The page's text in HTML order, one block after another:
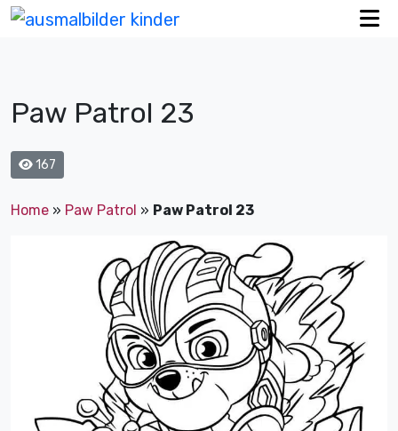
Paw Patrol 23
167
Home » Paw Patrol » Paw Patrol 23